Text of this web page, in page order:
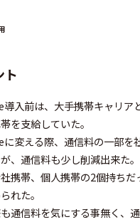
ト
入前は、大手携帯キャリアと
を支給していた。
変える際、通信料の一部を
、通信料も少し削減出来た。
携帯、個人携帯の2個持ちだ
れた。
通信料を気にする事無く、